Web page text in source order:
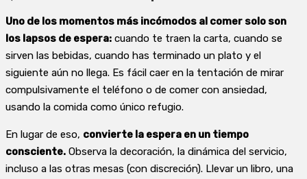
Uno de los momentos más incómodos al comer solo son
los lapsos de espera: cuando te traen la carta, cuando se
sirven las bebidas, cuando has terminado un plato y el
siguiente aún no llega. Es fácil caer en la tentación de mirar
compulsivamente el teléfono o de comer con ansiedad,
usando la comida como único refugio.
En lugar de eso, convierte la espera en un tiempo
consciente. Observa la decoración, la dinámica del servicio,
incluso a las otras mesas (con discreción). Llevar un libro, una